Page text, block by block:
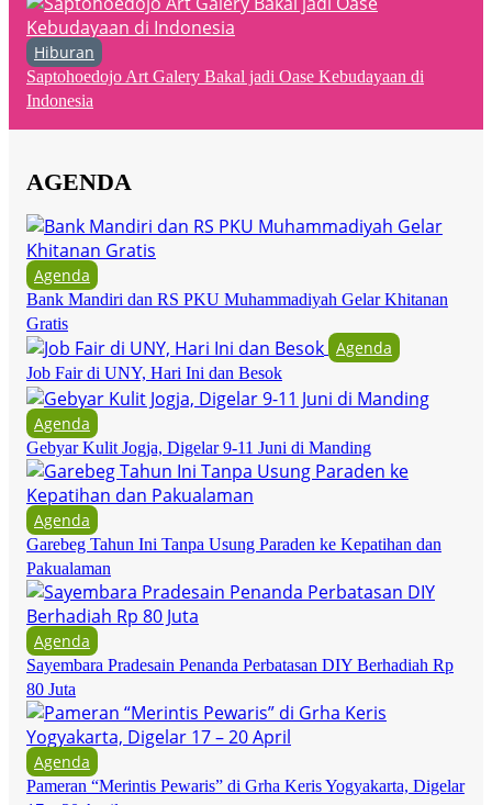
Hiburan
Saptohoedojo Art Galery Bakal jadi Oase Kebudayaan di
Indonesia
AGENDA
Agenda
Bank Mandiri dan RS PKU Muhammadiyah Gelar Khitanan
Gratis
Agenda
Job Fair di UNY, Hari Ini dan Besok
Agenda
Gebyar Kulit Jogja, Digelar 9-11 Juni di Manding
Agenda
Garebeg Tahun Ini Tanpa Usung Paraden ke Kepatihan dan
Pakualaman
Agenda
Sayembara Pradesain Penanda Perbatasan DIY Berhadiah Rp
80 Juta
Agenda
Pameran “Merintis Pewaris” di Grha Keris Yogyakarta, Digelar